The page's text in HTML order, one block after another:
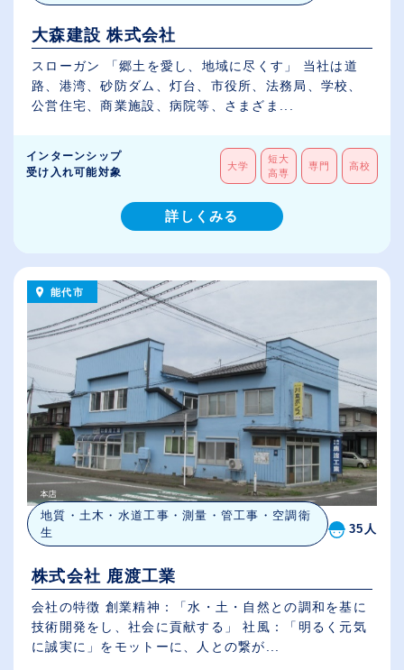
大森建設 株式会社
スローガン 「郷土を愛し、地域に尽くす」 当社は道
路、港湾、砂防ダム、灯台、市役所、法務局、学校、
公営住宅、商業施設、病院等、さまざま...
インターンシップ
受け入れ可能対象
大学
短大
高専
専門 高校
詳しくみる
能代市
地質・土木・水道工事・測量・管工事・空調衛
生
35人
株式会社 鹿渡工業
会社の特徴 創業精神：「水・土・自然との調和を基に
技術開発をし、社会に貢献する」 社風：「明るく元気
に誠実に」をモットーに、人との繋が...